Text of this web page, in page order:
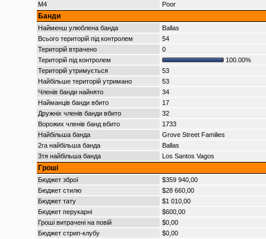
M4
Poor
Банди
Найменш улюблена банда
Ballas
Всього територій під контролем
54
Територій втрачено
0
Територій під контролем
100.00%
Територій утримується
53
Найбільше територій утримано
53
Членів банди найнято
34
Найманців банди вбито
17
Дружніх членів банди вбито
32
Ворожих членів банд вбито
1733
Найбільша банда
Grove Street Families
2га найбільша банда
Ballas
3тя найбільша банда
Los Santos Vagos
Гроші
Бюджет зброї
$359 940,00
Бюджет стилю
$28 660,00
Бюджет тату
$1 010,00
Бюджет перукарні
$600,00
Гроші витрачені на повій
$0,00
Бюджет стрип-клубу
$0,00